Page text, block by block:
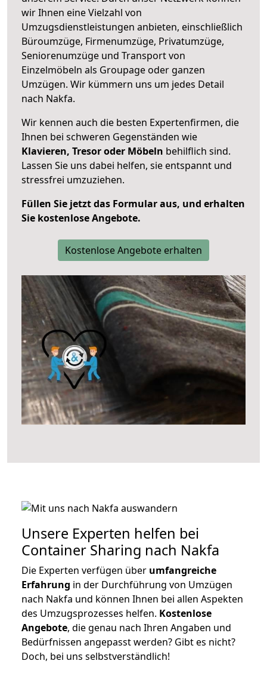
wir Ihnen eine Vielzahl von
Umzugsdienstleistungen anbieten, einschließlich
Büroumzüge, Firmenumzüge, Privatumzüge,
Seniorenumzüge und Transport von
Einzelmöbeln als Groupage oder ganzen
Umzügen. Wir kümmern uns um jedes Detail
nach Nakfa.
Wir kennen auch die besten Expertenfirmen, die
Ihnen bei schweren Gegenständen wie
Klavieren, Tresor oder Möbeln behilflich sind.
Lassen Sie uns dabei helfen, sie entspannt und
stressfrei umzuziehen.
Füllen Sie jetzt das Formular aus, und erhalten
Sie kostenlose Angebote.
Kostenlose Angebote erhalten
Unsere Experten helfen bei
Container Sharing nach Nakfa
Die Experten verfügen über umfangreiche
Erfahrung in der Durchführung von Umzügen
nach Nakfa und können Ihnen bei allen Aspekten
des Umzugsprozesses helfen. Kostenlose
Angebote, die genau nach Ihren Angaben und
Bedürfnissen angepasst werden? Gibt es nicht?
Doch, bei uns selbstverständlich!